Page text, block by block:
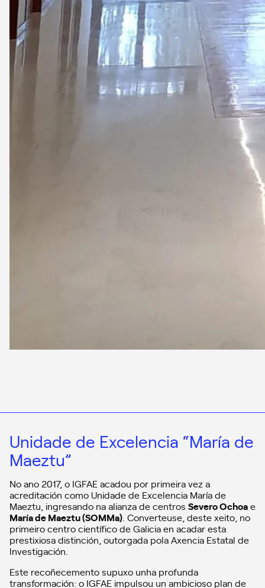
Unidade de Excelencia “María de
Maeztu”
No ano 2017, o IGFAE acadou por primeira vez a
acreditación como Unidade de Excelencia María de
Maeztu, ingresando na alianza de centros Severo Ochoae
María de Maeztu (SOMMa) . Converteuse, deste xeito, no
primeiro centro científico de Galicia en acadar esta
prestixiosa distinción, outorgada pola Axencia Estatal de
Investigación.
Este recoñecemento supuxo unha profunda
transformación: o IGFAE impulsou un ambicioso plan de